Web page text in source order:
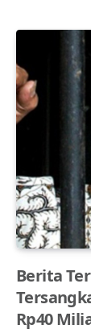
Berita
Rp40